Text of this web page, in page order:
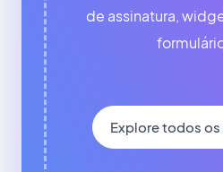
de assinatura,
Explore todos